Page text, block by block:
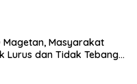
Magetan, Masyarakat
Lurus dan Tidak Tebang